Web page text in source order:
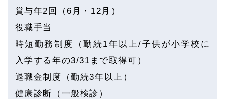
賞与年2回（6月・12月）
役職手当
時短勤務制度（勤続1年以上/子供が小学校に
入学する年の3/31まで取得可）
退職金制度（勤続3年以上）
健康診断（一般検診）